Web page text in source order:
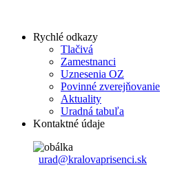
Rychlé odkazy
Tlačivá
Zamestnanci
Uznesenia OZ
Povinné zverejňovanie
Aktuality
Uradná tabuľa
Kontaktné údaje
urad@kralovaprisenci.sk